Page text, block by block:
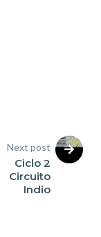
Next post
Ciclo 2
Circuito
Indio